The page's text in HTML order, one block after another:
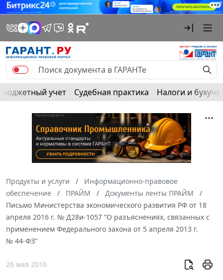
Бюджетный учет Судебная практика Налоги и
Продукты и услуги
Информационно-правовое
обеспечение
ПРАЙМ
Документы ленты ПРАЙМ
Письмо Министерства экономического развития РФ от 18
апреля 2016 г. № Д28и-1057 “О разъяснениях, связанных с
применением Федерального закона от 5 апреля 2013 г.
№ 44-ФЗ”
26 мая 2016